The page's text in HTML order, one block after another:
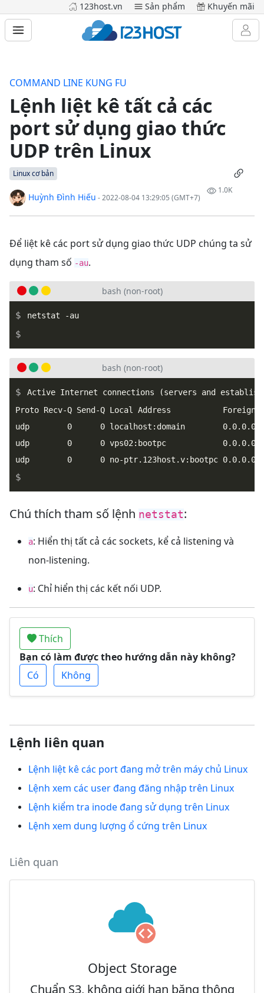
123host.vn Sản phẩm Khuyến mãi
COMMAND LINE KUNG FU
Lệnh liệt kê tất cả các
port sử dụng giao thức
UDP trên Linux
Linux cơ bản
1.0K
Huỳnh Đình Hiếu - 2022-08-04 13:29:05 (GMT+7)
Để liệt kê các port sử dụng giao thức UDP chúng ta sử
dụng tham số -au.
bash (non-root)
bash (non-root)
Active Internet connections (servers and
Proto Recv-Q Send-Q Local Address
udp        0      0 localhost:domain
udp        0      0 vps02:bootpc
Chú thích tham số lệnh netstat:
a: Hiển thị tất cả các sockets, kể cả listening và
non-listening.
u: Chỉ hiển thị các kết nối UDP.
Thích
Bạn có làm được theo hướng dẫn này không?
Có
Không
Lệnh liên quan
Lệnh liệt kê các port đang mở trên máy chủ Linux
Lệnh xem các user đang đăng nhập trên Linux
Lệnh kiểm tra inode đang sử dụng trên Linux
Lệnh xem dung lượng ổ cứng trên Linux
Liên quan
Object Storage
Chuẩn S3, không giới hạn băng thông